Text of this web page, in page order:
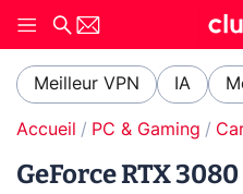
Meilleur VPN IA
Accueil PC & Gaming
GeForce RTX